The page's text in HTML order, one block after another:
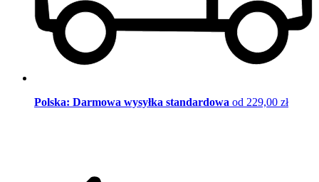
Polska: Darmowa wysyłka standardowa od 229,00 zł